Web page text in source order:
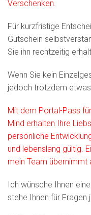
Verschenken.
Für kurzfristige
Gutschein
Sie ihn rechtzeitig
Wenn Sie kein
jedoch trotzdem
Mit dem Portal-Pass
Mind erhalten Ihre
persönliche
und lebenslang gültig.
mein Team übernimmt
Ich wünsche Ihnen
stehe Ihnen für Fragen